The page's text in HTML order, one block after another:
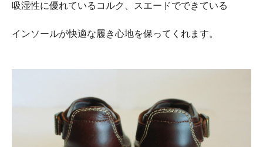
吸湿性に優れているコルク、スエードでできている
インソールが快適な履き心地を保ってくれます。